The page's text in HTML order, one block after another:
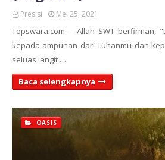
Presisi Mei 25, 2021
Topswara.com -- Allah SWT berfirman,
kepada ampunan dari Tuhanmu dan
seluas langit …
Baca selengkapnya
OASIS